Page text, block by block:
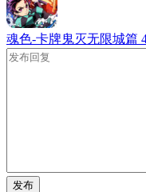
魂色-卡牌鬼灭无限城篇
发布